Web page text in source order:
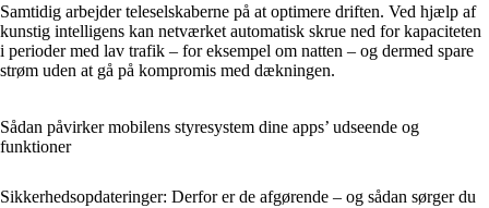
Samtidig arbejder teleselskaberne på at optimere driften. Ved hjælp af
kunstig intelligens kan netværket automatisk skrue ned for kapaciteten
i perioder med lav trafik – for eksempel om natten – og dermed spare
strøm uden at gå på kompromis med dækningen.
Sådan påvirker mobilens styresystem dine apps’ udseende og
funktioner
Sikkerhedsopdateringer: Derfor er de afgørende – og sådan sørger du